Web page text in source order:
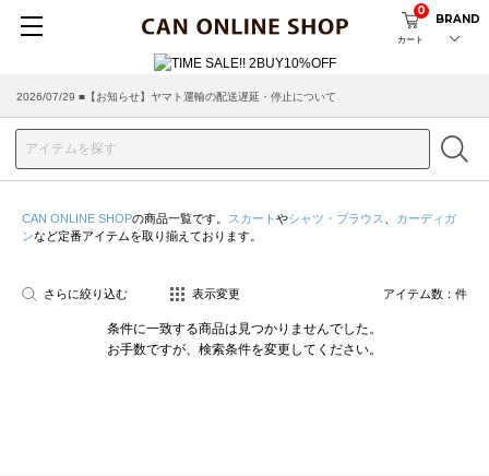
カート
0
BRAND
2026/07/29 ■【お知らせ】ヤマト運輸の配送遅延・停止について
CAN ONLINE SHOPの商品一覧です。 スカート やシャツ・ブラウス
カーディガ
ンなど定番アイテムを取り揃えております。
さらに絞り込む 表示変更 アイテム数： 件
条件に一致する商品は見つかりませんでした。
お手数ですが、検索条件を変更してください。